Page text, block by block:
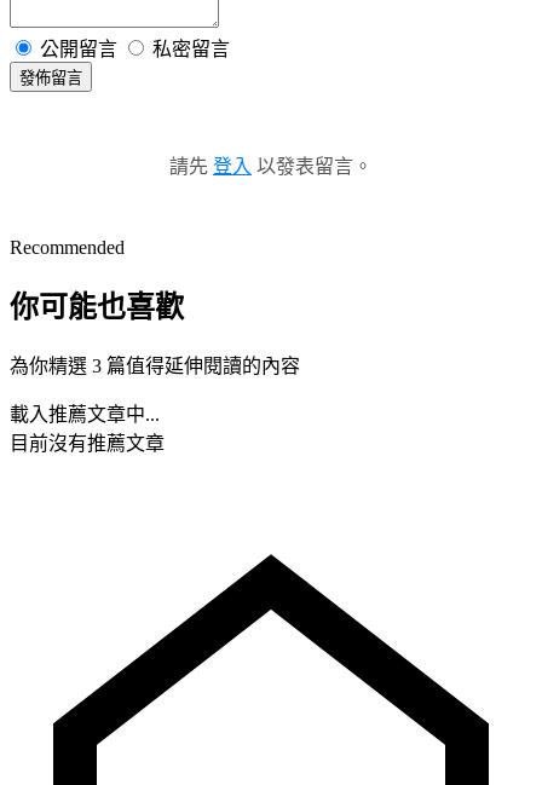
公開留言 私密留言
發佈留言
請先 登入 以發表留言。
Recommended
你可能也喜歡
為你精選 3 篇值得延伸閱讀的內容
載入推薦文章中...
目前沒有推薦文章